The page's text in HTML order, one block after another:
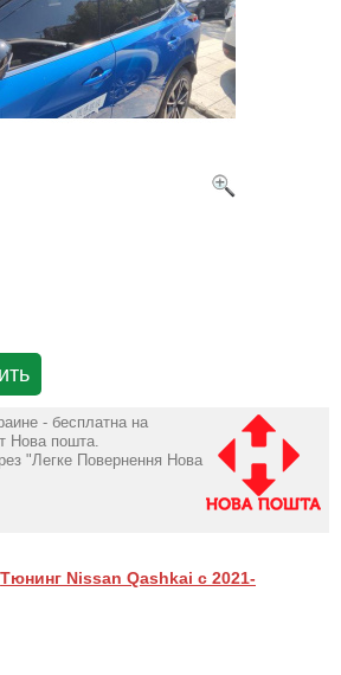
- бесплатна на
Нова пошта.
"Легке Повернення Нова
Тюнинг Nissan Qashkai с 2021-